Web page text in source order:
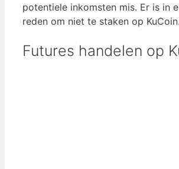
potentiele inkomsten mis. Er is in
reden om niet te staken op KuCoin.
Futures handelen op